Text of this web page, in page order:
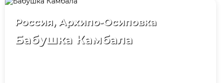
Россия, Архипо-Осиповка
Бабушка Камбала